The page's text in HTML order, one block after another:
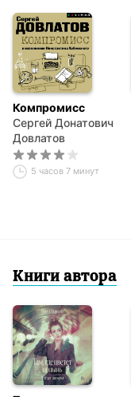
Компромисс
Сергей Донатович
Довлатов
5 часов 7 минут
Книги автора